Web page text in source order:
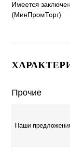
Имеется
(МинПромТорг)
Прочие
Наши